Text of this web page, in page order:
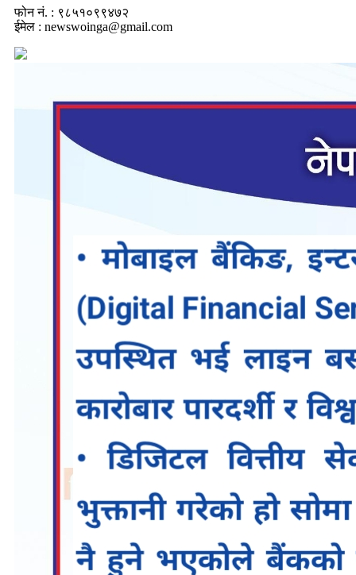
फोन नं. : ९८५१०९९४७२
ईमेल : newswoinga@gmail.com